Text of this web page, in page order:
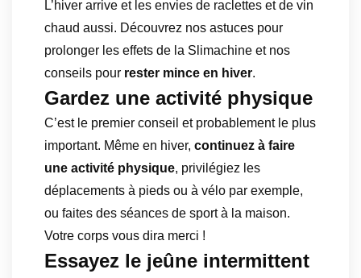
L’hiver arrive et les envies de raclettes et de vin
chaud aussi. Découvrez nos astuces pour
prolonger les effets de la Slimachine et nos
conseils pour rester mince en hiver.
Gardez une activité physique
C’est le premier conseil et probablement le plus
important. Même en hiver, continuez à faire
une activité physique, privilégiez les
déplacements à pieds ou à vélo par exemple,
ou faites des séances de sport à la maison.
Votre corps vous dira merci !
Essayez le jeûne intermittent